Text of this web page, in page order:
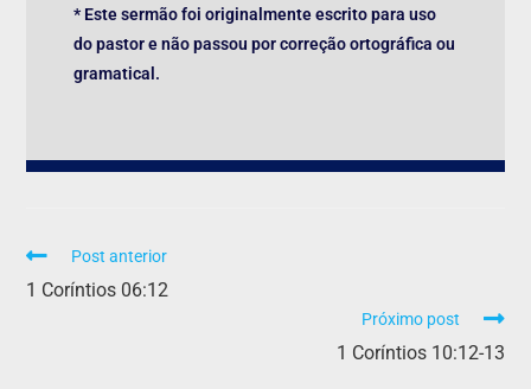
* Este sermão foi originalmente escrito para uso
do pastor e não passou por correção ortográfica ou
gramatical.
Post anterior
1 Coríntios 06:12
Próximo post
1 Coríntios 10:12-13